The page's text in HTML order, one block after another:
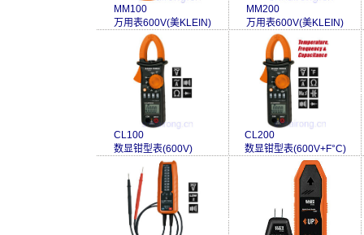
MM100
万用表600V(美KLEIN)
MM200
万用表600V(美KLEIN)
CL100
数显钳型表(600V)
CL200
数显钳型表(600V+F°C)